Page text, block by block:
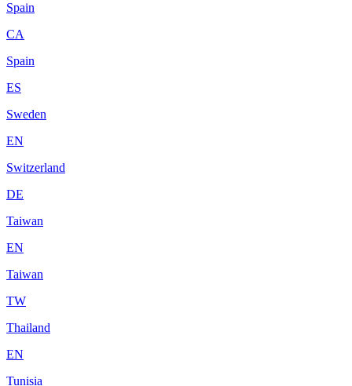
Spain
CA
Spain
ES
Sweden
EN
Switzerland
DE
Taiwan
EN
Taiwan
TW
Thailand
EN
Tunisia